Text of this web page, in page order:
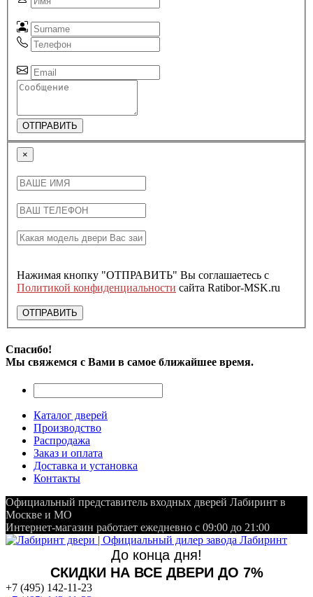
ОТПРАВИТЬ
×
Нажимая кнопку "ОТПРАВИТЬ" Вы соглашаетесь с
Политикой конфиденциальности сайта Ratibor-MSK.ru
ОТПРАВИТЬ
Спасибо!
Мы свяжемся с Вами в самое ближайшее время.
Каталог дверей
Производство
Распродажа
Заказ и оплата
Доставка и установка
Контакты
Официальный представитель входных дверей Лабиринт в
Москве и МО
Интернет-магазин работает ежедневно с 09:00 до 21:00
До конца дня!
СКИДКИ НА ВСЕ ДВЕРИ ДО 7%
+7 (495) 142-11-23